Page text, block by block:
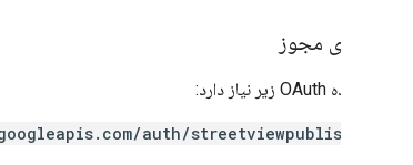
دامنه‌های مجوز
به محدوده OAuth زیر نیاز دارد:
auth/streetviewpublish